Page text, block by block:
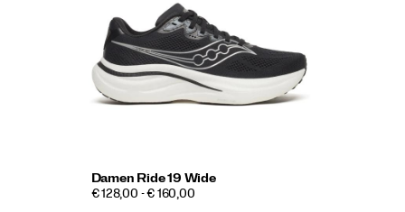
Damen Ride 19 Wide
€ 128,00 - € 160,00